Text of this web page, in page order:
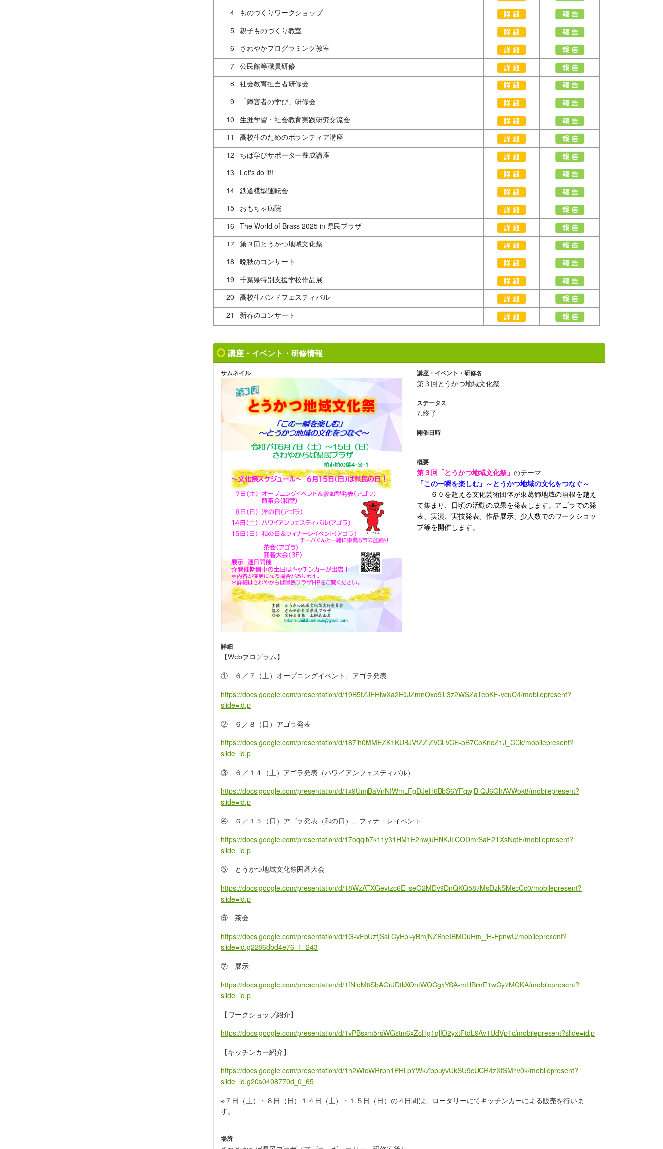
4
ものづくりワークショップ
5 親子ものづくり教室
6
さわやかプログラミング教室
7 公民館等職員研修
8 社会教育担当者研修会
9
「障害者の学び」研修会
10 生涯学習・社会教育実践研究交流会
11
高校生のためのボランティア講座
12
ちば学びサポーター養成講座
13
Let's do it!!
14 鉄道模型運転会
15 おもちゃ病院
16 The World of Brass 2025 in 県民プラザ
17 第３回とうかつ地域文化祭
18 晩秋のコンサート
19 千葉県特別支援学校作品展
20 高校生バンドフェスティバル
21
新春のコンサート
講座・イベント・研修情報
サムネイル 講座・イベント・研修名
第３回とうかつ地域文化祭
ステータス
7.終了
開催日時
概要
第３回「とうかつ地域文化祭」 のテーマ
「この一瞬を楽しむ」～とうかつ地域の文化をつなぐ～
６０を超える文化芸術団体が東葛飾地域の垣根を越え
て集まり、日頃の活動の成果を発表します。アゴラでの発
表、実演、実技発表、作品展示、少人数でのワークショッ
プ等を開催します。
詳細
【Webプログラム】
① ６／７（土）オープニングイベント、アゴラ発表
https://docs.google.com/presentation/d/19B5tZJFHlwXa2E0JZmnOxd9lL3z2WSZaTebKF-vcuO4/mobilepresent?
slide=id.p
② ６／８（日） アゴラ発表
https://docs.google.com/presentation/d/187ih0MMEZK1KUBJVfZZlZVCLVCE-bB7CbKncZ1J_CCk/mobilepresent?
slide=id.p
③ ６／１４（土）アゴラ発表（ハワイアンフェスティバル）
https://docs.google.com/presentation/d/1x9UmjBaVnNIWmLFgDJeH6BbS6YFqwjB-QJ6GhAVWok8/mobilepresent?
slide=id.p
④ ６／１５（日） アゴラ発表（和の日）、フィナーレイベント
https://docs.google.com/presentation/d/17oqqlb7k11y31HM1E2nwjuHNKJLCODmrSaF2TXsNqtE/mobilepresent?
slide=id.p
⑤ とうかつ地域文化祭囲碁大会
https://docs.google.com/presentation/d/18WzATXGevtzc6E_seG2MDv9DnQKQ587MsDzkSMecCc0/mobilepresent?
slide=id.p
⑥ 茶会
https://docs.google.com/presentation/d/1G-vFbUzfjSsLCyHpl-yBmjNZBneIBMDuHm_jH-FpnwU/mobilepresent?
slide=id.g2286dbd4e76_1_243
⑦ 展示
https://docs.google.com/presentation/d/1fNleM8SbAGrJDtkXOntWOCg5YSA-mHBimE1wCy7MQKA/mobilepresent?
slide=id.p
【ワークショップ紹介】
https://docs.google.com/presentation/d/1vPBsxm5rsWGstm6xZcHg1qlfO2yxtFtdL9Av1UdVp1c/mobilepresent?slide=id.p
【キッチンカー紹介】
https://docs.google.com/presentation/d/1h2WtoWRrph1PHLpYWkZbpuyvUkSU9cUCR4zXtSMhv0k/mobilepresent?
slide=id.g20a0408770d_0_65
※７日（土）・８日（日）１４日（土）・１５日（日）の４日間は、ロータリーにてキッチンカーによる販売を行いま
す。
場所